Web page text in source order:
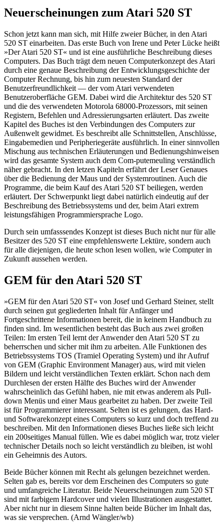
Neuerscheinungen zum Atari 520 ST
Schon jetzt kann man sich, mit Hilfe zweier Bücher, in den Atari
520 ST einarbeiten. Das erste Buch von Irene und Peter Lücke heißt
»Der Atari 520 ST« und ist eine ausführliche Beschreibung dieses
Computers. Das Buch trägt dem neuen Computerkonzept des Atari
durch eine genaue Beschreibung der Entwicklungsgeschichte der
Computer Rechnung, bis hin zum neuesten Standard der
Benutzerfreundlichkeit — der vom Atari verwendeten
Benutzeroberfläche GEM. Dabei wird die Architektur des 520 ST
und die des verwendeten Motorola 68000-Prozessors, mit seinen
Registern, Befehlen und Adressierungsarten erläutert. Das zweite
Kapitel des Buches ist den Verbindungen des Computers zur
Außenwelt gewidmet. Es beschreibt alle Schnittstellen, Anschlüsse,
Eingabemedien und Peripheriegeräte ausführlich. In einer sinnvollen
Mischung aus technischen Erläuterungen und Bedienungshinweisen
wird das gesamte System auch dem Com-putemeuling verständlich
näher gebracht. In den letzen Kapiteln erfährt der Leser Genaues
über die Bedienung der Maus und der Systemroutinen. Auch die
Programme, die beim Kauf des Atari 520 ST beiliegen, werden
erläutert. Der Schwerpunkt liegt dabei natürlich eindeutig auf der
Beschreibung des Betriebssystems und der, beim Atari extrem
leistungsfähigen Programmiersprache Logo.
Durch sein umfasssendes Konzept ist dieses Buch nicht nur für alle
Besitzer des 520 ST eine empfehlenswerte Lektüre, sondern auch
für alle diejenigen, die heute schon lesen wollen, wie Computer in
Zukunft aussehen werden.
GEM für den Atari 520 ST
»GEM für den Atari 520 ST« von Josef und Gerhard Steiner, stellt
durch seinen gut gegliederten Inhalt für Anfänger und
Fortgeschrittene Informationen bereit, die in keinem Handbuch zu
finden sind. Im wesentlichen besteht das Buch aus zwei großen
Teilen: Im ersten Teil lernt der Anwender den Atari 520 ST zu
beherrschen und sicher mit ihm zu arbeiten. Alle Funktionen des
Betriebssystems TOS (Tramiel Operating System) und ihr Aufruf
von GEM (Graphic Environment Manager) aus, wird mit vielen
Bildern und leicht verständlichen Texten erklärt. Schon nach dem
Durchlesen der ersten Hälfte des Buches wird der Anwender
wahrscheinlich das Gefühl haben, nie mit etwas anderem als Pull-
down Menüs und einer Maus gearbeitet zu haben. Der zweite Teil
ist für Programmierer interessant. Selten ist es gelungen, das Hard-
und Softwarekonzept eines Computers so kurz und doch treffend zu
beschreiben. Mit den Informationen dieses Buches ließe sich leicht
ein 200seitiges Manual füllen. Wie es dabei möglich war, trotz vieler
technischer Details noch so leicht verständlich zu bleiben, ist wohl
ein Geheimnis des Autors.
Beide Bücher können mit Recht als gelungen bezeichnet werden.
Selten gab es, bereits vor dem Erscheinen des Computers so gute
und umfangreiche Literatur. Beide Neuerscheinungen zum 520 ST
sind mit farbigem Hardcover und vielen Illustrationen ausgestattet.
Aber nicht nur in diesem Sinne halten beide Bücher im Inhalt das,
was sie versprechen. (Arnd Wängler/wb)